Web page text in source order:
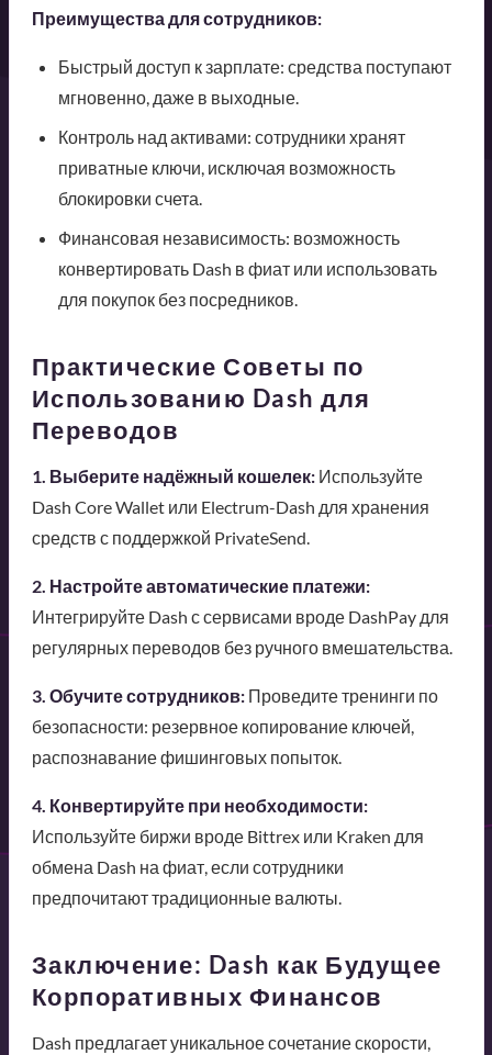
Преимущества для сотрудников:
Быстрый доступ к зарплате: средства поступают
мгновенно, даже в выходные.
Контроль над активами: сотрудники хранят
приватные ключи, исключая возможность
блокировки счета.
Финансовая независимость: возможность
конвертировать Dash в фиат или использовать
для покупок без посредников.
Практические Советы по
Использованию Dash для
Переводов
1. Выберите надёжный кошелек:Используйте
Dash Core Wallet или Electrum-Dash для хранения
средств с поддержкой PrivateSend.
2. Настройте автоматические платежи:
Интегрируйте Dash с сервисами вроде DashPay для
регулярных переводов без ручного вмешательства.
3. Обучите сотрудников:Проведите тренинги по
безопасности: резервное копирование ключей,
распознавание фишинговых попыток.
4. Конвертируйте при необходимости:
Используйте биржи вроде Bittrex или Kraken для
обмена Dash на фиат, если сотрудники
предпочитают традиционные валюты.
Заключение: Dash как Будущее
Корпоративных Финансов
Dash предлагает уникальное сочетание скорости,